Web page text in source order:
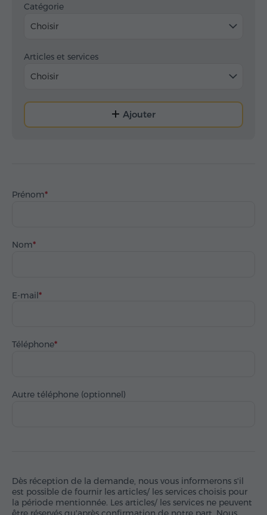
Catégorie
Choisir
Articles et services
Choisir
Ajouter
Prénom
Nom
E-mail
Téléphone
Autre téléphone (optionnel)
Dès réception de la demande, nous vous informerons s'il
est possible de fournir les articles/ les services choisis pour
la période mentionnée. Les articles/ les services ne peuvent